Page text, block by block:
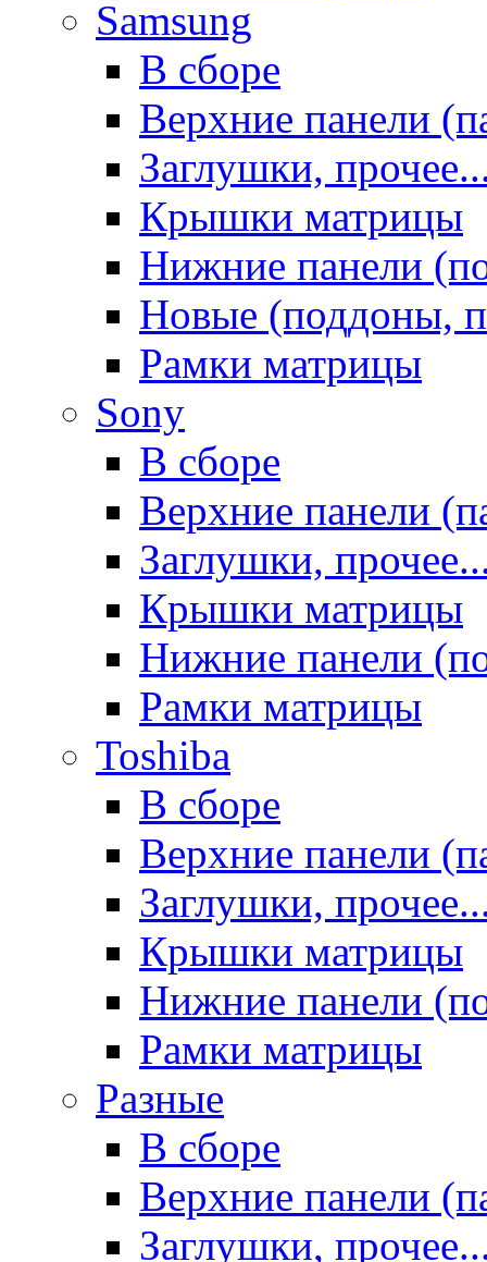
Samsung
В сборе
Верхние панели
Заглушки,
Крышки матрицы
Нижние панели
Новые (поддоны,
Рамки матрицы
Sony
В сборе
Верхние панели
Заглушки,
Крышки матрицы
Нижние панели
Рамки матрицы
Toshiba
В сборе
Верхние панели
Заглушки,
Крышки матрицы
Нижние панели
Рамки матрицы
Разные
В сборе
Верхние панели
Заглушки,